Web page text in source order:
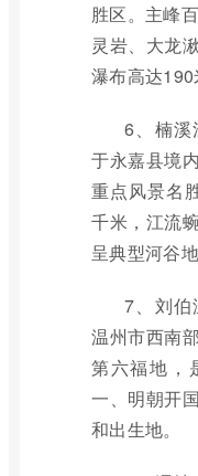
胜区。主峰
灵岩、大龙
瀑布高达190
6、楠溪
于永嘉县境
重点风景名
千米，江流
呈典型河谷地
7、刘伯
温州市西南
第六福地，
一、明朝开
和出生地。